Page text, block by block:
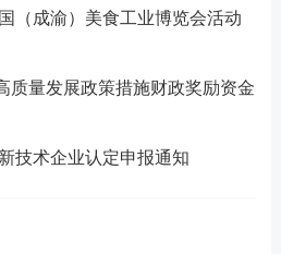
（成渝）美食工业博览会活动
质量发展政策措施财政奖励资金
技术企业认定申报通知